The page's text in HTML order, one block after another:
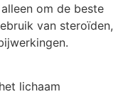
om de beste
van steroïden,
lichaam